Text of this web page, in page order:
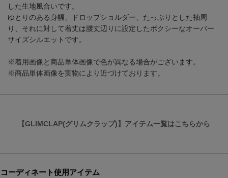
した生地風合いです。
ゆとりのある身幅、ドロップショルダー、たっぷりとした袖周
り、それに対して着丈は腰丈辺りに設定したボクシーなオーバー
サイズシルエットです。
※着用画像と商品単体画像で色が異なる場合がございます。
※商品単体画像を実物により近づけております。
【GLIMCLAP(グリムクラップ)】アイテム一覧はこちらから
コーディネート使用アイテム